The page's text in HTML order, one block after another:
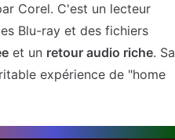
Corel. C'est un lecteur
Blu-ray et des fichiers
et un retour audio riche. Sa
expérience de "home